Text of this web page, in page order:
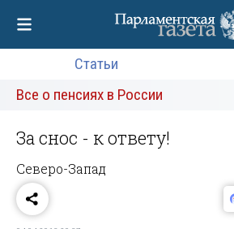
Статьи
Все о пенсиях в России
За снос - к ответу!
Северо-Запад